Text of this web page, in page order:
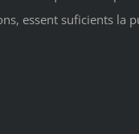
essent suficients la